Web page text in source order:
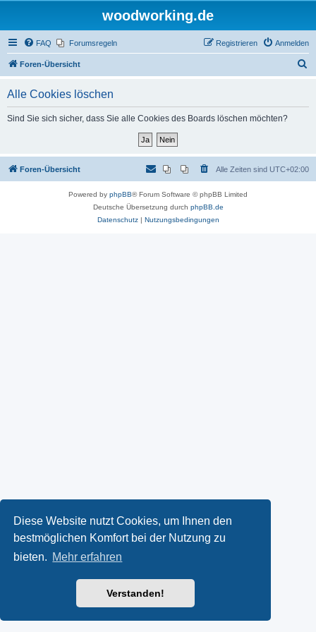
Diese Website nutzt Cookies, um Ihnen den
bestmöglichen Komfort bei der Nutzung zu
bieten. Mehr erfahren
Verstanden!
woodworking.de
FAQ Forumsregeln Anmelden
Registrieren
Foren-Übersicht
Alle Cookies löschen
Sind Sie sich sicher, dass Sie alle Cookies des Boards löschen möchten?
Foren-Übersicht Alle Zeiten sind UTC+02:00
Powered by phpBB® Forum Software © phpBB Limited
Deutsche Übersetzung durch phpBB.de
Datenschutz| Nutzungsbedingungen